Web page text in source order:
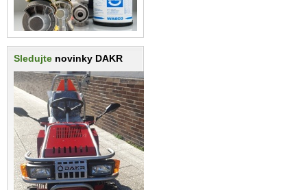
Sledujte novinky DAKR